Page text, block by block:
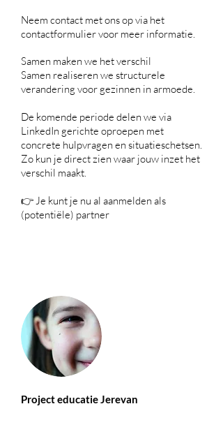
Neem contact met ons op via het
contactformulier voor meer informatie.
Samen maken we het verschil
Samen realiseren we structurele
verandering voor gezinnen in armoede.
De komende periode delen we via
LinkedIn gerichte oproepen met
concrete hulpvragen en situatieschetsen.
Zo kun je direct zien waar jouw inzet het
verschil maakt.
👉 Je kunt je nu al aanmelden als
(potentiële) partner
Project educatie Jerevan